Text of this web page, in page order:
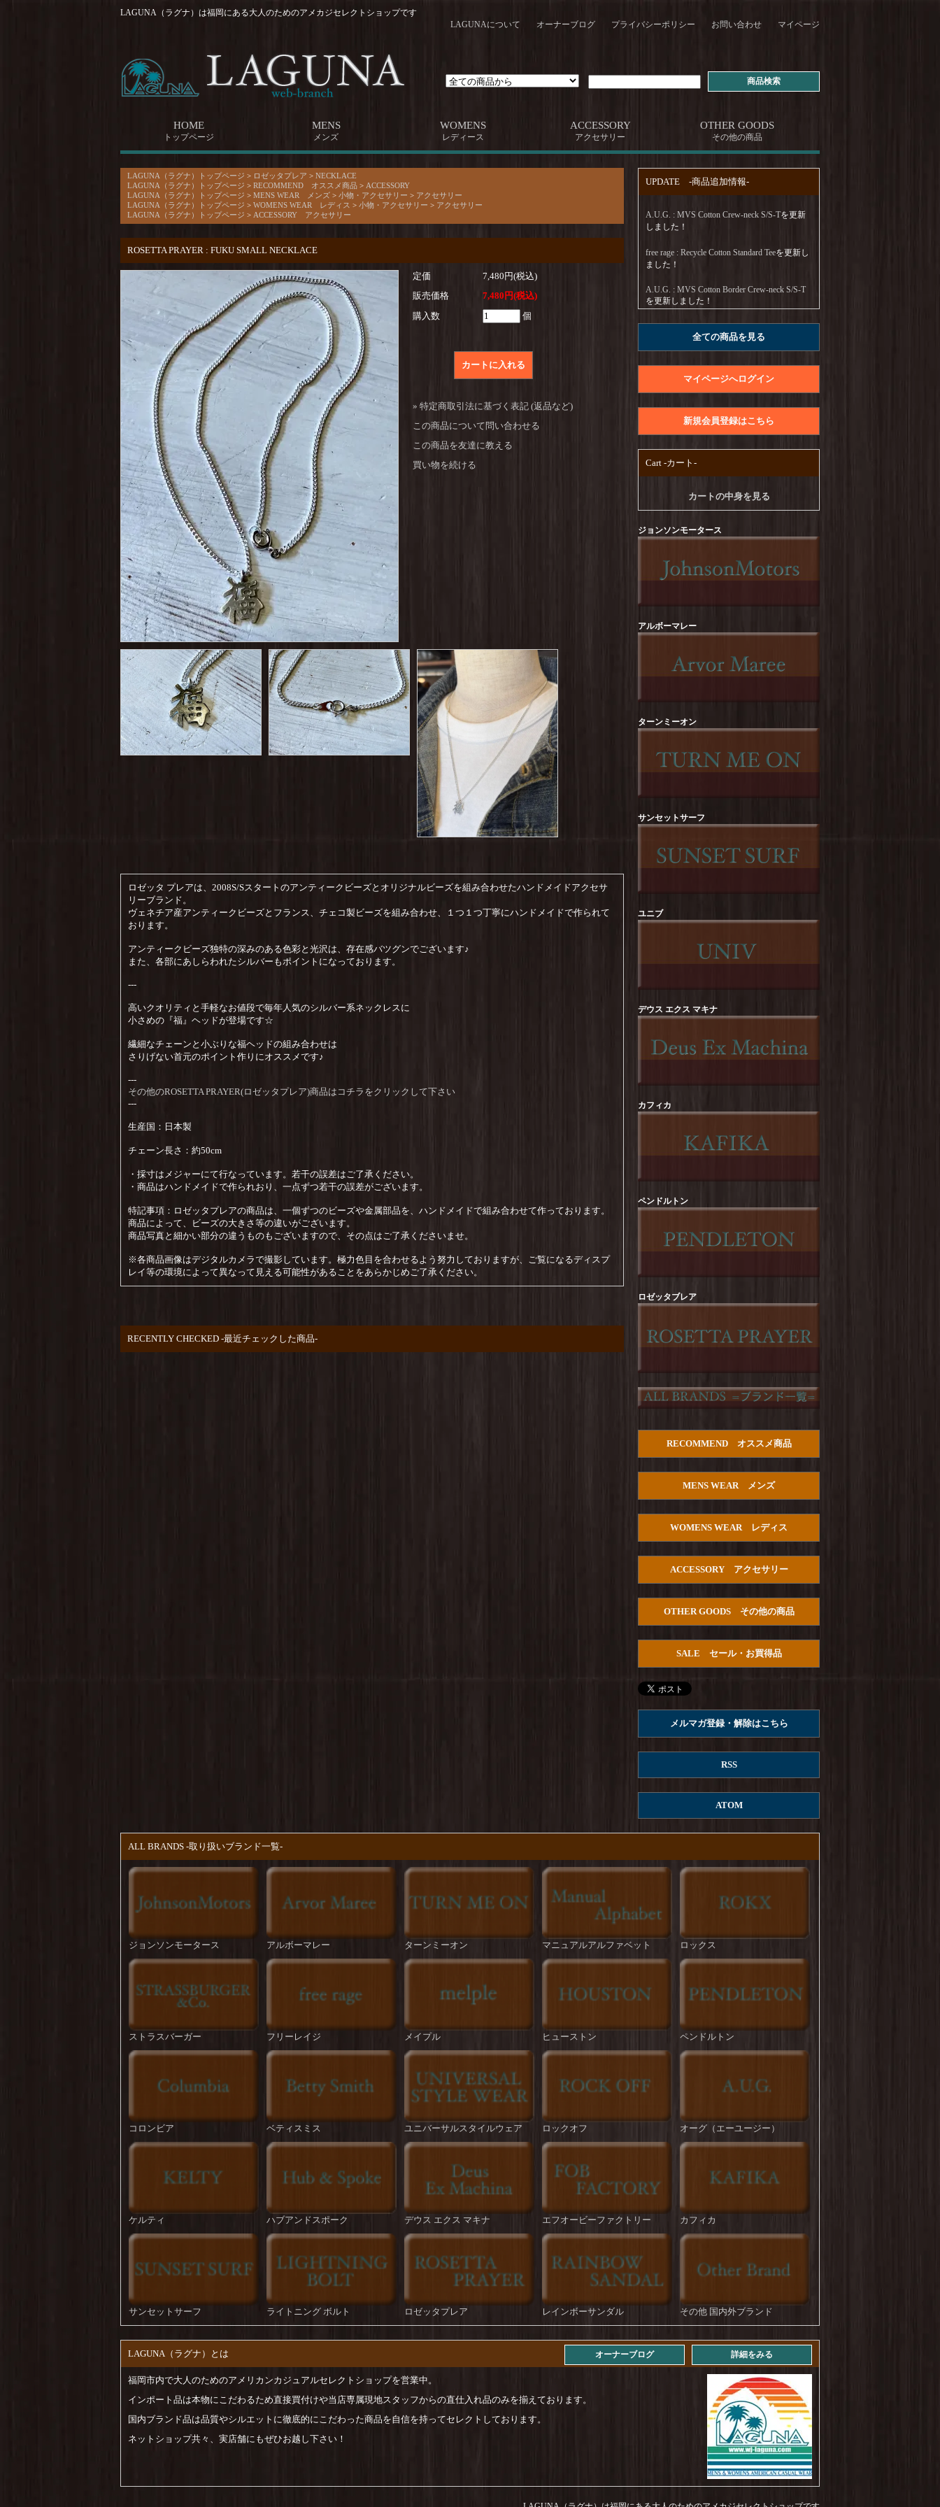
LAGUNA（ラグナ）は福岡にある大人のためのアメカジセレクトショップです
LAGUNAについて
オーナーブログ プライバシーポリシー お問い合わせ マイページ
HOME
トップページ
MENS
メンズ
WOMENS
レディース
ACCESSORY
アクセサリー
OTHER GOODS
その他の商品
LAGUNA（ラグナ）トップページ > ロゼッタプレア > NECKLACE
LAGUNA（ラグナ）トップページ > RECOMMEND オススメ商品 > ACCESSORY
LAGUNA（ラグナ）トップページ > MENS WEAR メンズ > 小物・アクセサリー > アクセサリー
LAGUNA（ラグナ）トップページ > WOMENS WEAR レディス > 小物・アクセサリー > アクセサリー
LAGUNA（ラグナ）トップページ > ACCESSORY アクセサリー
ROSETTA PRAYER : FUKU SMALL NECKLACE
定価
7,480円(税込)
販売価格
7,480円(税込)
購入数
個
» 特定商取引法に基づく表記 (返品など)
この商品について問い合わせる
この商品を友達に教える
買い物を続ける
ロゼッタ プレアは、2008S/Sスタートのアンティークビーズとオリジナルビーズを組み合わせたハンドメイドアクセサ
リーブランド。
ヴェネチア産アンティークビーズとフランス、チェコ製ビーズを組み合わせ、１つ１つ丁寧にハンドメイドで作られて
おります。
アンティークビーズ独特の深みのある色彩と光沢は、存在感バツグンでございます♪
また、各部にあしらわれたシルバーもポイントになっております。
---
高いクオリティと手軽なお値段で毎年人気のシルバー系ネックレスに
小さめの『福』ヘッドが登場です☆
繊細なチェーンと小ぶりな福ヘッドの組み合わせは
さりげない首元のポイント作りにオススメです♪
---
その他のROSETTA PRAYER(ロゼッタプレア)商品はコチラをクリックして下さい
---
生産国：日本製
チェーン長さ：約50cm
・採寸はメジャーにて行なっています。若干の誤差はご了承ください。
・商品はハンドメイドで作られおり、一点ずつ若干の誤差がございます。
特記事項：ロゼッタプレアの商品は、一個ずつのビーズや金属部品を、ハンドメイドで組み合わせて作っております。
商品によって、ビーズの大きさ等の違いがございます。
商品写真と細かい部分の違うものもございますので、その点はご了承くださいませ。
※各商品画像はデジタルカメラで撮影しています。極力色目を合わせるよう努力しておりますが、ご覧になるディスプ
レイ等の環境によって異なって見える可能性があることをあらかじめご了承ください。
RECENTLY CHECKED -最近チェックした商品-
UPDATE -商品追加情報-
A.U.G. : MVS Cotton Crew-neck S/S-Tを更新
しました！
free rage : Recycle Cotton Standard Teeを更新し
ました！
A.U.G. : MVS Cotton Border Crew-neck S/S-T
を更新しました！
A.U.G. : Raffy Jersey Utility Teeを更新しまし
UNIVERSAL STYLE WEAR : Heavy Weight
を更新しました！
free rage : Recycle Cotton【Craftsman Official
Logo Ver,】Print Teeを更新しました！
TURN ME ON :【CA SCRAP BOOK#1】S/S-
TURN ME ON :【TUUUUEON】S/S-Teeを更
新しました！
free rage : Recycle Cotton【GO AWAY】Print
vol.2】Print Tee
を更新しました！
free rage : Recycle Cotton【FREERAGE
ROCK OFF :【KURT COBAIN】Flower Tee
Teeを更新しました！
を更新しました！
ROCK OFF :【RED HOT CHILI PEPPERS】
ROCK OFF :【RED HOT CHILI PEPPERS】
した！
ました！
HOUSTON : Acid Wash Print-T【HOWDY】
を更新しました！
STRASSBURGER : Gravitee【TRUCK】S/S-
ました！
Arvor Maree : SAILOR-2 PILE POLO
ました！
Manual Alphabet : Dry Poplin S/S Open Collar
SHTを更新しました！
TURN ME ON : Cotton Gauze Open Collar Shirt
を更新しました！
PENDLETON : Double Gauze PW Open Collar
Shirt S/Sを更新しました！
U.S.ARMY Pullover Shirtsを更新しました！
Arvor Maree : FUHAKU SAILOR POLOを更
た！
Columbia : REED ISLAND SHORTを更新しま
した！
ROKX : STONEMASTER SHORTを更新しま
ROKX : MG CROPS
ROKX : T/C HYBRID PANT を更新しまし
た！
BIG MIKE : Pintuck Tropical Easy Pantを更新
しました！
した！
TROUSERSを更新しました！
HOUSTON : French Army M-47 Pantsを更新し
melple : Venice Trousersを更新しました！
melple : Tomcat Relax Pants を更新しました！
ROKX : TIDE ONを更新しました！
新しました！
HOUSTON : U.S.Cotton M-35 Denim Trousers
を更新しました！
ROKX : DENIM FATIGUE PANT
STRASSBURGER : Jumbo 14.5oz Selvedge
STRASSBURGER : 11.5 oz Jumbo Workers
Straight ZF Aging Over 3yearsを更新しまし
た！
STRASSBURGER : 11.5 oz Jumbo Workers
Straight ZF Aging Over 4yearsを更新しまし
Levi's : 569 LOOSE STRAIGHT (mid vintage)を
NEWHATTAN : COTTON TWILL LOW CAP
を更新しました！
NEWHATTAN : COTTON TWILL BUCKET
全ての商品を見る
マイページへログイン
新規会員登録はこちら
Cart -カート-
カートの中身を見る
ジョンソンモータース
アルボーマレー
ターンミーオン
サンセットサーフ
ユニブ
デウス エクス マキナ
カフィカ
ペンドルトン
ロゼッタブレア
RECOMMEND オススメ商品
MENS WEAR メンズ
WOMENS WEAR レディス
ACCESSORY アクセサリー
OTHER GOODS その他の商品
SALE セール・お買得品
メルマガ登録・解除はこちら
RSS
ATOM
ALL BRANDS -取り扱いブランド一覧-
ジョンソンモータース アルボーマレー ターンミーオン マニュアルアルファベット ロックス
ストラスバーガー フリーレイジ メイプル ヒューストン ペンドルトン
コロンビア ベティスミス ユニバーサルスタイルウェア ロックオフ オーグ（エーユージー）
ケルティ ハブアンドスポーク デウス エクス マキナ エフオービーファクトリー カフィカ
サンセットサーフ ライトニング ボルト ロゼッタプレア レインボーサンダル その他 国内外ブランド
LAGUNA（ラグナ）とは 詳細をみる
オーナーブログ
福岡市内で大人のためのアメリカンカジュアルセレクトショップを営業中。
インポート品は本物にこだわるため直接買付けや当店専属現地スタッフからの直仕入れ品のみを揃えております。
国内ブランド品は品質やシルエットに徹底的にこだわった商品を自信を持ってセレクトしております。
ネットショップ共々、実店舗にもぜひお越し下さい！